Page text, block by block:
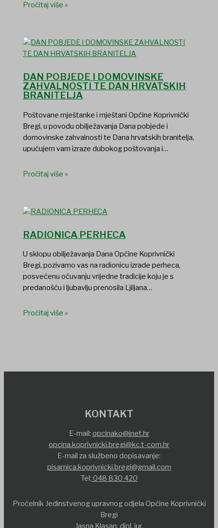
Pročitaj više »
DAN POBJEDE I DOMOVINSKE
ZAHVALNOSTI TE DAN HRVATSKIH
BRANITELJA
Poštovane mještanke i mještani Općine Koprivnički
Bregi, u povodu obilježavanja Dana pobjede i
domovinske zahvalnosti te Dana hrvatskih branitelja,
upućujem vam izraze dubokog poštovanja i…
Pročitaj više »
RADIONICA PERHECA
U sklopu obilježavanja Dana Općine Koprivnički
Bregi, pozivamo vas na radionicu izrade perheca,
posvećenu očuvanju vrijedne tradicije koju je s
predanošću i ljubavlju prenosila Ljiljana…
Pročitaj više »
KONTAKT
E-mail: opcinako@inet.hr
opcina.koprivnicki.bregi@kc.t-com.hr
E-mail za službeno dopisavanje:
pisarnica.koprivnicki.bregi@gmail.com
Tel: 048 830 420
Pročelnik Jedinstvenog upravnog odjela Općine Koprivnički
Bregi
Jasna Klasan, dipl. iur.